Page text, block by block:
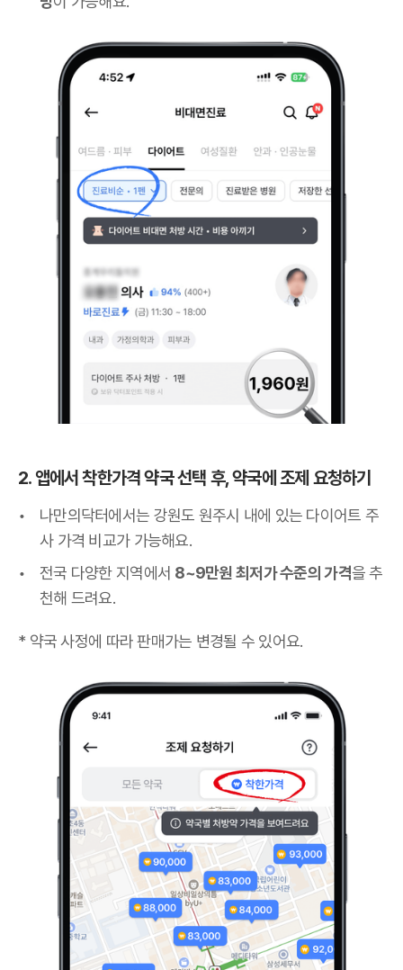
2. 앱에서 착한가격 약국 선택 후, 약국에 조제 요청하기
나만의닥터에서는 강원도 원주시 내에 있는 다이어트 주
사 가격 비교가 가능해요.
전국 다양한 지역에서 8~9만원 최저가 수준의 가격을 추
천해 드려요.
* 약국 사정에 따라 판매가는 변경될 수 있어요.